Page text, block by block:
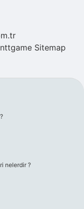
nttgame Sitemap
nelerdir ?